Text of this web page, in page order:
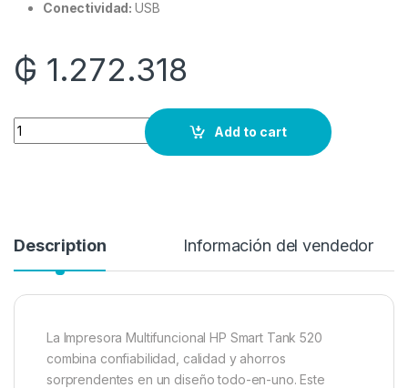
Conectividad:USB
₲ 1.272.318
Quantity
Add to cart
Description Información del vendedor
La Impresora Multifuncional HP Smart Tank 520
combina confiabilidad, calidad y ahorros
sorprendentes en un diseño todo-en-uno. Este